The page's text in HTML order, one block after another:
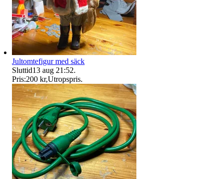
Jultomtefigur med säck
Sluttid13 aug 21:52.
Pris:200 kr,Utropspris.